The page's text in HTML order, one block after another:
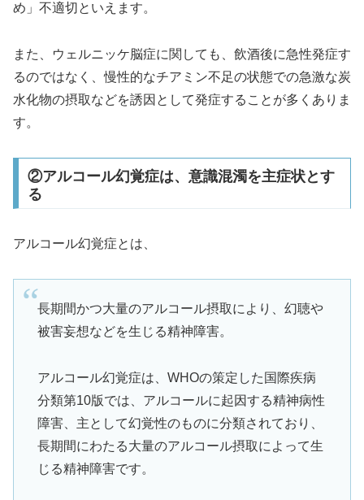
め」不適切といえます。
また、ウェルニッケ脳症に関しても、飲酒後に急性発症す
るのではなく、慢性的なチアミン不足の状態での急激な炭
水化物の摂取などを誘因として発症することが多くありま
す。
②アルコール幻覚症は、意識混濁を主症状とす
る
アルコール幻覚症とは、
長期間かつ大量のアルコール摂取により、幻聴や
被害妄想などを生じる精神障害。
アルコール幻覚症は、WHOの策定した国際疾病
分類第10版では、アルコールに起因する精神病性
障害、主として幻覚性のものに分類されており、
長期間にわたる大量のアルコール摂取によって生
じる精神障害です。